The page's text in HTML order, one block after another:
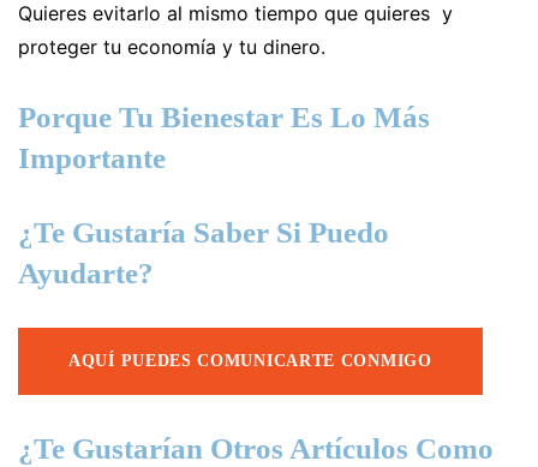
Quieres evitarlo al mismo tiempo que quieres y
proteger tu economía y tu dinero.
Porque Tu Bienestar Es Lo Más
Importante
¿Te Gustaría Saber Si Puedo
Ayudarte?
AQUÍ PUEDES COMUNICARTE CONMIGO
¿Te Gustarían Otros Artículos Como